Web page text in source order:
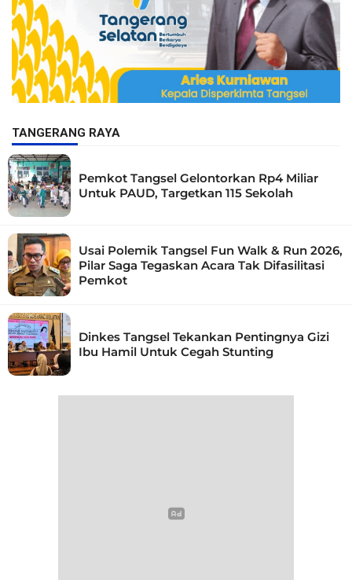
TANGERANG RAYA
Pemkot Tangsel Gelontorkan Rp4 Miliar
Untuk PAUD, Targetkan 115 Sekolah
Usai Polemik Tangsel Fun Walk & Run 2026,
Pilar Saga Tegaskan Acara Tak Difasilitasi
Pemkot
Dinkes Tangsel Tekankan Pentingnya Gizi
Ibu Hamil Untuk Cegah Stunting